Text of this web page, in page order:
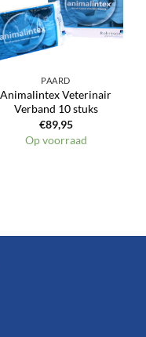
PAARD
Animalintex Veterinair
Verband 10 stuks
€89,95
Op voorraad